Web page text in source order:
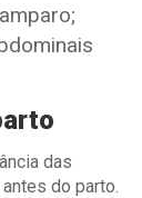
das
do parto.